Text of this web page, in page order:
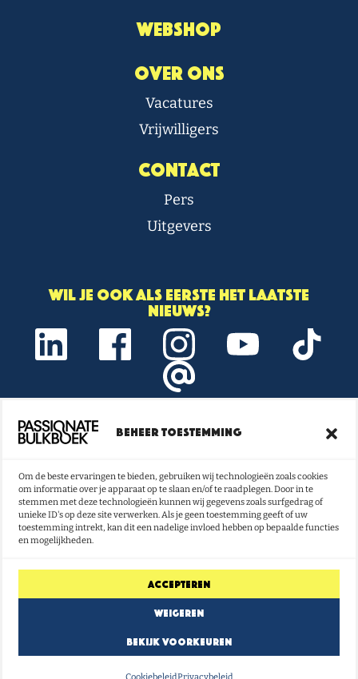
Beheer toestemming
Om de beste ervaringen te bieden, gebruiken wij technologieën zoals cookies
om informatie over je apparaat op te slaan en/of te raadplegen. Door in te
stemmen met deze technologieën kunnen wij gegevens zoals surfgedrag of
unieke ID's op deze site verwerken. Als je geen toestemming geeft of uw
toestemming intrekt, kan dit een nadelige invloed hebben op bepaalde functies
en mogelijkheden.
Accepteren
Weigeren
Bekijk voorkeuren
Webshop
Over Ons
Vacatures
Vrijwilligers
Contact
Pers
Uitgevers
Wil je ook als eerste het laatste
nieuws?
Onze nieuwsbrief vol boeken- en
NU INSCHRIJVEN